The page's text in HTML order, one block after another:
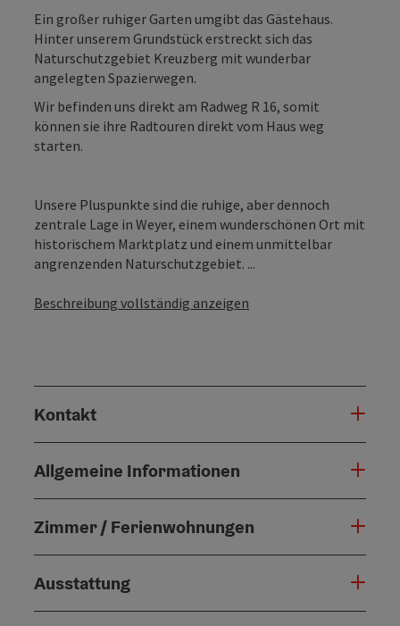
Ein großer ruhiger Garten umgibt das Gästehaus.
Hinter unserem Grundstück erstreckt sich das
Naturschutzgebiet Kreuzberg mit wunderbar
angelegten Spazierwegen.
Wir befinden uns direkt am Radweg R 16, somit
können sie ihre Radtouren direkt vom Haus weg
starten.
Unsere Pluspunkte sind die ruhige, aber dennoch
zentrale Lage in Weyer, einem wunderschönen Ort mit
historischem Marktplatz und einem unmittelbar
angrenzenden Naturschutzgebiet. ...
Beschreibung vollständig anzeigen
Kontakt
Allgemeine Informationen
Zimmer / Ferienwohnungen
Ausstattung